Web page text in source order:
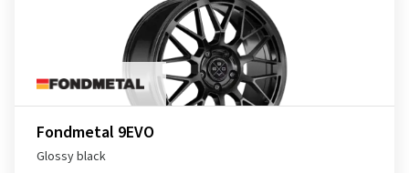
Fondmetal 9EVO
Glossy black